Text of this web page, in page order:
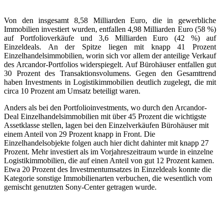
Von den insgesamt 8,58 Milliarden Euro, die in gewerbliche
Immobilien investiert wurden, entfallen 4,98 Milliarden Euro (58 %)
auf Portfolioverkäufe und 3,6 Milliarden Euro
(42 %) auf
Einzeldeals. An der Spitze liegen mit knapp 41 Prozent
Einzelhandelsimmobilien, worin sich vor allem der anteilige Verkauf
des Arcandor-Portfolios widerspiegelt. Auf Bürohäuser entfallen gut
30 Prozent des Transaktionsvolumens. Gegen den Gesamttrend
haben Investments in Logistikimmobilien deutlich zugelegt, die mit
circa 10 Prozent am Umsatz beteiligt waren.
Anders als bei den Portfolioinvestments, wo durch den Arcandor-
Deal Einzelhandelsimmobilien mit über 45 Prozent die wichtigste
Assetklasse stellen, lagen bei den Einzelverkäufen Bürohäuser mit
einem Anteil von 29 Prozent knapp in Front. Die
Einzelhandelsobjekte folgen auch hier dicht dahinter mit knapp 27
Prozent. Mehr investiert als im Vorjahreszeitraum wurde in einzelne
Logistikimmobilien, die auf einen Anteil von gut 12 Prozent kamen.
Etwa 20 Prozent des Investmentumsatzes in Einzeldeals konnte die
Kategorie sonstige Immobilienarten verbuchen, die wesentlich vom
gemischt genutzten Sony-Center getragen wurde.